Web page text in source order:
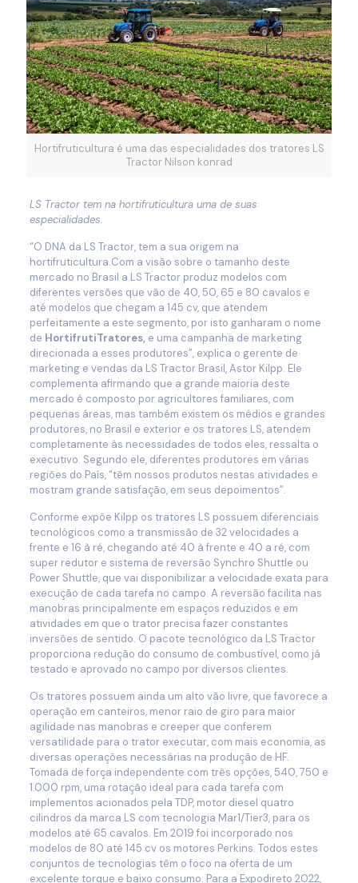
Hortifruticultura é uma das especialidades dos tratores LS
Tractor Nilson konrad
LS Tractor tem na hortifruticultura uma de suas
especialidades.
“O DNA da LS Tractor, tem a sua origem na
hortifruticultura.Com a visão sobre o tamanho deste
mercado no Brasil a LS Tractor produz modelos com
diferentes versões que vão de 40, 50, 65 e 80 cavalos e
até modelos que chegam a 145 cv, que atendem
perfeitamente a este segmento, por isto ganharam o nome
de HortifrutiTratores,e uma campanha de marketing
direcionada a esses produtores”, explica o gerente de
marketing e vendas da LS Tractor Brasil, Astor Kilpp. Ele
complementa afirmando que a grande maioria deste
mercado é composto por agricultores familiares, com
pequenas áreas, mas também existem os médios e grandes
produtores, no Brasil e exterior e os tratores LS, atendem
completamente às necessidades de todos eles, ressalta o
executivo. Segundo ele, diferentes produtores em várias
regiões do País, “têm nossos produtos nestas atividades e
mostram grande satisfação, em seus depoimentos”.
Conforme expõe Kilpp os tratores LS possuem diferenciais
tecnológicos como a transmissão de 32 velocidades a
frente e 16 à ré, chegando até 40 à frente e 40 a ré, com
super redutor e sistema de reversão Synchro Shuttle ou
Power Shuttle, que vai disponibilizar a velocidade exata para
execução de cada tarefa no campo. A reversão facilita nas
manobras principalmente em espaços reduzidos e em
atividades em que o trator precisa fazer constantes
inversões de sentido. O pacote tecnológico da LS Tractor
proporciona redução do consumo de combustível, como já
testado e aprovado no campo por diversos clientes.
Os tratores possuem ainda um alto vão livre, que favorece a
operação em canteiros, menor raio de giro para maior
agilidade nas manobras e creeper que conferem
versatilidade para o trator executar, com mais economia, as
diversas operações necessárias na produção de HF.
Tomada de força independente com três opções, 540, 750 e
1.000 rpm, uma rotação ideal para cada tarefa com
implementos acionados pela TDP, motor diesel quatro
cilindros da marca LS com tecnologia Mar1/Tier3, para os
modelos até 65 cavalos. Em 2019 foi incorporado nos
modelos de 80 até 145 cv os motores Perkins. Todos estes
conjuntos de tecnologias têm o foco na oferta de um
excelente torque e baixo consumo. Para a Expodireto 2022,